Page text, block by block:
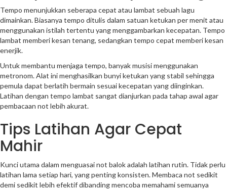
Tempo menunjukkan seberapa cepat atau lambat sebuah lagu
dimainkan. Biasanya tempo ditulis dalam satuan ketukan per menit atau
menggunakan istilah tertentu yang menggambarkan kecepatan. Tempo
lambat memberi kesan tenang, sedangkan tempo cepat memberi kesan
enerjik.
Untuk membantu menjaga tempo, banyak musisi menggunakan
metronom. Alat ini menghasilkan bunyi ketukan yang stabil sehingga
pemula dapat berlatih bermain sesuai kecepatan yang diinginkan.
Latihan dengan tempo lambat sangat dianjurkan pada tahap awal agar
pembacaan not lebih akurat.
Tips Latihan Agar Cepat
Mahir
Kunci utama dalam menguasai not balok adalah latihan rutin. Tidak perlu
latihan lama setiap hari, yang penting konsisten. Membaca not sedikit
demi sedikit lebih efektif dibanding mencoba memahami semuanya